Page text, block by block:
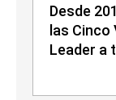
Desde
las
Leader a